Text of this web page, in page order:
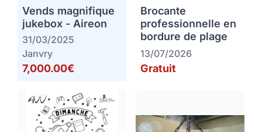
Vends magnifique
jukebox - Aireon
31/03/2025
Janvry
7,000.00€
Brocante
professionnelle en
bordure de plage
13/07/2026
Gratuit